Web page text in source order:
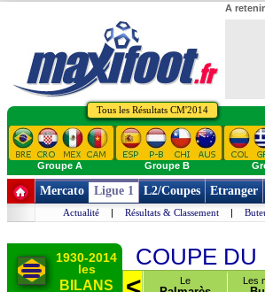
A
Tous les Résultats CM'2014
Groupe A Groupe B
Mercato Ligue 1 L2/Coupes Etranger
Actualité | Résultats & Classement |
1930-2014
les
BILANS
COUPE DU
Le tournoi Le Les